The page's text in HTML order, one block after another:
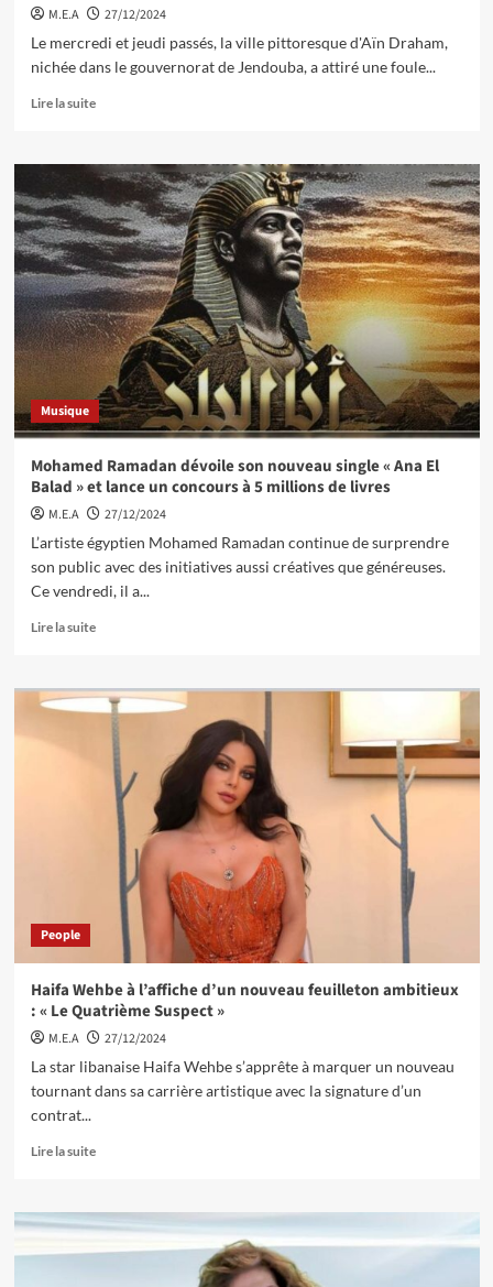
M.E.A
27/12/2024
Le mercredi et jeudi passés, la ville pittoresque d'Aïn Draham,
nichée dans le gouvernorat de Jendouba, a attiré une foule...
Lire la suite
Musique
Mohamed Ramadan dévoile son nouveau single « Ana El
Balad » et lance un concours à 5 millions de livres
M.E.A
27/12/2024
L’artiste égyptien Mohamed Ramadan continue de surprendre
son public avec des initiatives aussi créatives que généreuses.
Ce vendredi, il a...
Lire la suite
People
Haifa Wehbe à l’affiche d’un nouveau feuilleton ambitieux
: « Le Quatrième Suspect »
M.E.A
27/12/2024
La star libanaise Haifa Wehbe s’apprête à marquer un nouveau
tournant dans sa carrière artistique avec la signature d’un
contrat...
Lire la suite